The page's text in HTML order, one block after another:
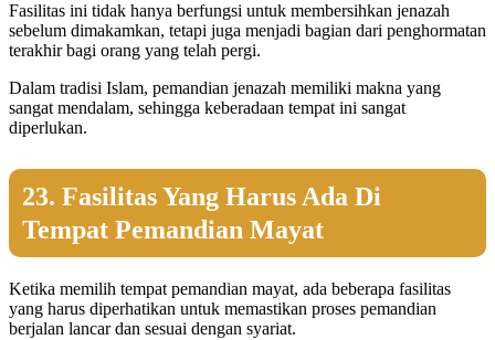
Fasilitas ini tidak hanya berfungsi untuk membersihkan jenazah
sebelum dimakamkan, tetapi juga menjadi bagian dari penghormatan
terakhir bagi orang yang telah pergi.
Dalam tradisi Islam, pemandian jenazah memiliki makna yang
sangat mendalam, sehingga keberadaan tempat ini sangat
diperlukan.
23. Fasilitas Yang Harus Ada Di
Tempat Pemandian Mayat
Ketika memilih tempat pemandian mayat, ada beberapa fasilitas
yang harus diperhatikan untuk memastikan proses pemandian
berjalan lancar dan sesuai dengan syariat.